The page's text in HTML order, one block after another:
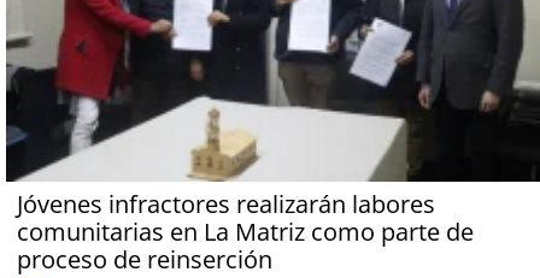
Jóvenes infractores realizarán labores
comunitarias en La Matriz como parte de
proceso de reinserción